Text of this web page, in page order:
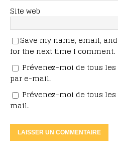
Site web
Save my name, email,
for the next time I comment.
Prévenez-moi de tous
par e-mail.
Prévenez-moi de tous
mail.